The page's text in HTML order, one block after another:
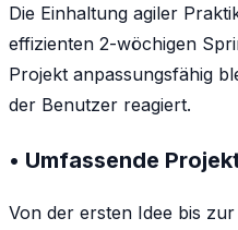
Die Einhaltung agiler
effizienten 2-wöchigen
Projekt anpassungsfähig
der Benutzer reagiert.
• Umfassende
Von der ersten Idee bis